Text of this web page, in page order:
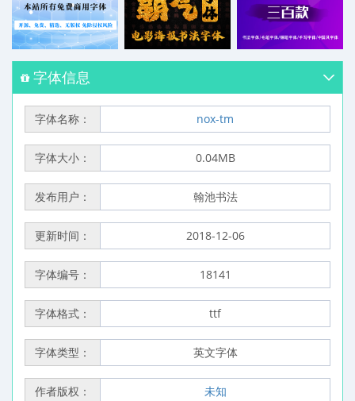
字体信息
字体名称： nox-tm
字体大小： 0.04MB
发布用户： 翰池书法
更新时间： 2018-12-06
字体编号： 18141
字体格式： ttf
字体类型： 英文字体
作者版权： 未知